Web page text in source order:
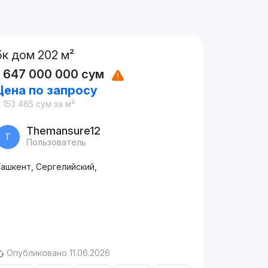
дом 202 м²
647 000 000 сум
по запросу
153 465 сум за м²
T Themansure12
Пользователь
Сергелийский,
Опубликовано 11.06.2026